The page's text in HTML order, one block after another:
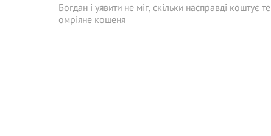
Богдан і уявити не міг, скільки насправді коштує те
омріяне кошеня